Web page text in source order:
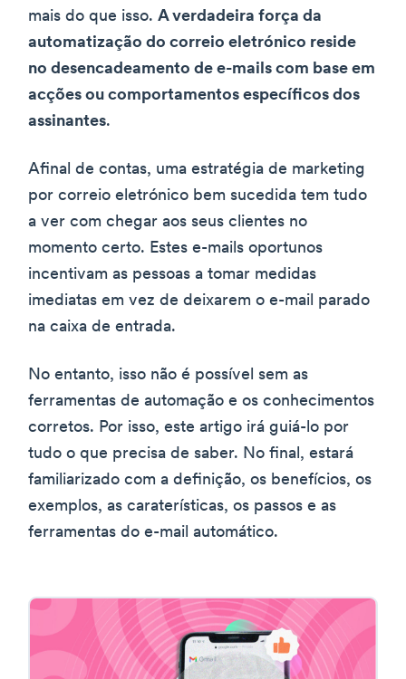
mais do que isso. A verdadeira força da
automatização do correio eletrónico reside
no desencadeamento de e-mails com base em
acções ou comportamentos específicos dos
assinantes.
Afinal de contas, uma estratégia de marketing
por correio eletrónico bem sucedida tem tudo
a ver com chegar aos seus clientes no
momento certo. Estes e-mails oportunos
incentivam as pessoas a tomar medidas
imediatas em vez de deixarem o e-mail parado
na caixa de entrada.
No entanto, isso não é possível sem as
ferramentas de automação e os conhecimentos
corretos. Por isso, este artigo irá guiá-lo por
tudo o que precisa de saber. No final, estará
familiarizado com a definição, os benefícios, os
exemplos, as caraterísticas, os passos e as
ferramentas do e-mail automático.